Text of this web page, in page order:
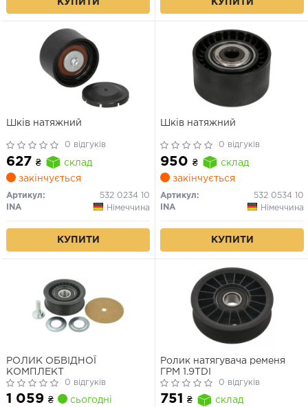
КУПИТИ КУПИТИ
Шків натяжний
0 відгуків
627 ₴
склад
закінчується
Артикул:
532 0234 10
INA
Німеччина
КУПИТИ
Шків натяжний
0 відгуків
950 ₴
склад
закінчується
Артикул:
532 0534 10
INA
Німеччина
КУПИТИ
РОЛИК ОБВІДНОЇ
КОМПЛЕКТ
0 відгуків
1 059 ₴
сьогодні
Ролик натягувача ременя
ГРМ 1.9TDI
0 відгуків
751 ₴
склад